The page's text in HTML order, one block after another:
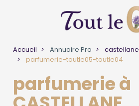
Accueil Annuaire Pro
castellane
parfumerie-toutle05-toutle04
parfumerie à